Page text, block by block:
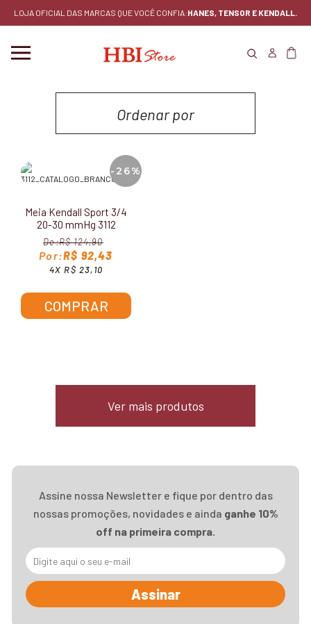
LOJA OFICIAL DAS MARCAS QUE VOCÊ CONFIA:HANES, TENSOR E KENDALL.
Ordenar por
MAIOR PREÇO
-26%
Meia Kendall Sport 3/4
20-30 mmHg 3112
R$ 124,90
R$ 92,43
4X R$ 23,10
COMPRAR
Ver mais produtos
Assine nossa Newsletter e fique por dentro das
nossas promoções, novidades e ainda ganhe 10%
off na primeira compra.
Assinar